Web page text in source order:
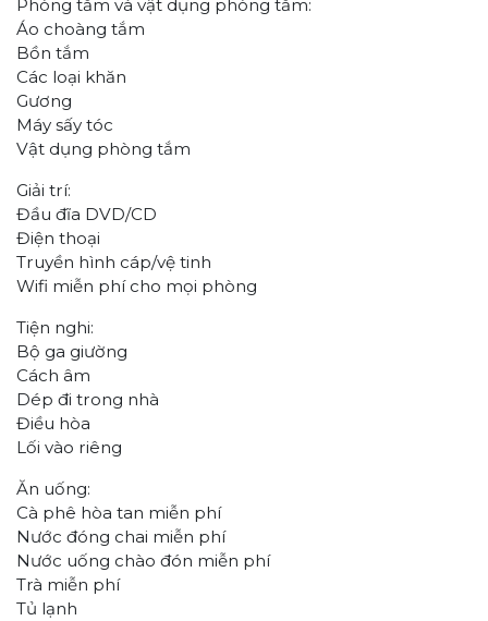
Phòng tắm và vật dụng phòng tắm:
Áo choàng tắm
Bồn tắm
Các loại khăn
Gương
Máy sấy tóc
Vật dụng phòng tắm
Giải trí:
Đầu đĩa DVD/CD
Điện thoại
Truyền hình cáp/vệ tinh
Wifi miễn phí cho mọi phòng
Tiện nghi:
Bộ ga giường
Cách âm
Dép đi trong nhà
Điều hòa
Lối vào riêng
Ăn uống:
Cà phê hòa tan miễn phí
Nước đóng chai miễn phí
Nước uống chào đón miễn phí
Trà miễn phí
Tủ lạnh